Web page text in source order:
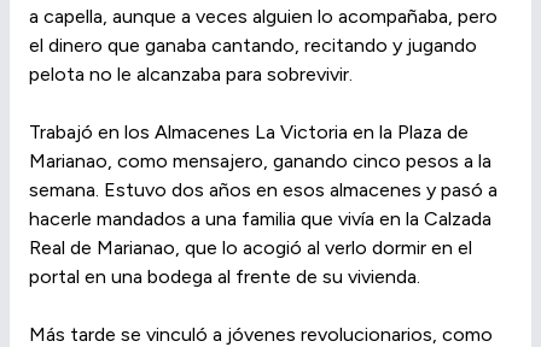
a capella, aunque a veces alguien lo acompañaba, pero
el dinero que ganaba cantando, recitando y jugando
pelota no le alcanzaba para sobrevivir.
Trabajó en los Almacenes La Victoria en la Plaza de
Marianao, como mensajero, ganando cinco pesos a la
semana. Estuvo dos años en esos almacenes y pasó a
hacerle mandados a una familia que vivía en la Calzada
Real de Marianao, que lo acogió al verlo dormir en el
portal en una bodega al frente de su vivienda.
Más tarde se vinculó a jóvenes revolucionarios, como